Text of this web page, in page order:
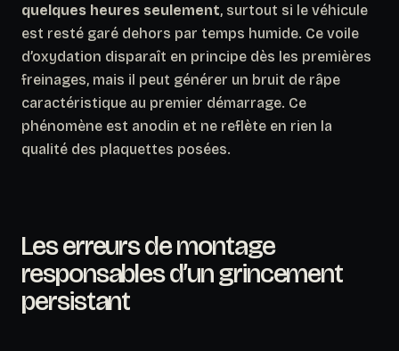
quelques heures seulement, surtout si le véhicule
est resté garé dehors par temps humide. Ce voile
d’oxydation disparaît en principe dès les premières
freinages, mais il peut générer un bruit de râpe
caractéristique au premier démarrage. Ce
phénomène est anodin et ne reflète en rien la
qualité des plaquettes posées.
Les erreurs de montage
responsables d’un grincement
persistant